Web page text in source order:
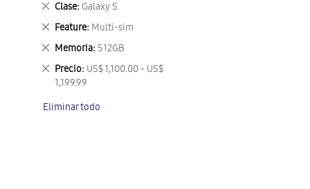
Clase Galaxy S
Eliminar
este
artículo
Feature Multi-sim
Eliminar
este
artículo
Memoria 512GB
Eliminar
este
artículo
Precio US$ 1,100.00 - US$
1,199.99
Eliminar
este
Eliminar todo